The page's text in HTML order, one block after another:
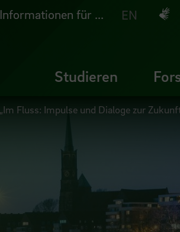
Informationen für ... EN
Studieren
Fluss: Impulse und Dialoge zur